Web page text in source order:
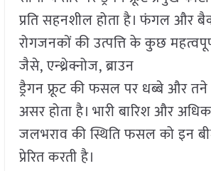
प्रति सहनशील होता है। फंगल और
रोगजनकों की उत्पत्ति के कुछ
जैसे, एन्थ्रेक्नोज, ब्राउन
ड्रैगन फ्रूट की फसल पर धब्बे और
असर होता है। भारी बारिश और अधिक
जलभराव की स्थिति फसल को इन
प्रेरित करती है।